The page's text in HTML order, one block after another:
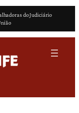
do Judiciário